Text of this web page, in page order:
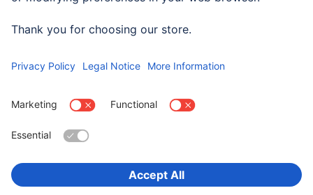
Wybierz kraj